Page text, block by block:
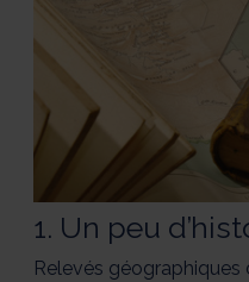
1. Un peu
Relevés géographiques